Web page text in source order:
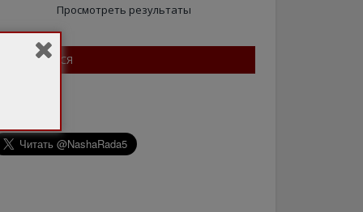
Просмотреть результаты
ПІДПИШІТЬСЯ